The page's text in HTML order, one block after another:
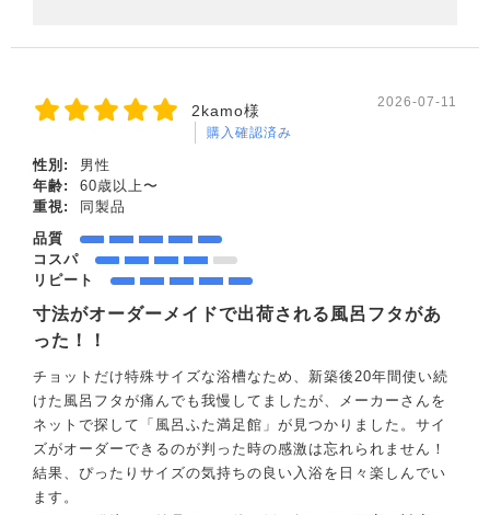
2kamo様
購入確認済み
2026-07-11
性別:
男性
年齢:
60歳以上〜
重視:
同製品
品質
コスパ
リピート
寸法がオーダーメイドで出荷される風呂フタがあ
った！！
チョットだけ特殊サイズな浴槽なため、新築後20年間使い続
けた風呂フタが痛んでも我慢してましたが、メーカーさんを
ネットで探して「風呂ふた満足館」が見つかりました。サイ
ズがオーダーできるのが判った時の感激は忘れられません！
結果、ぴったりサイズの気持ちの良い入浴を日々楽しんでい
ます。